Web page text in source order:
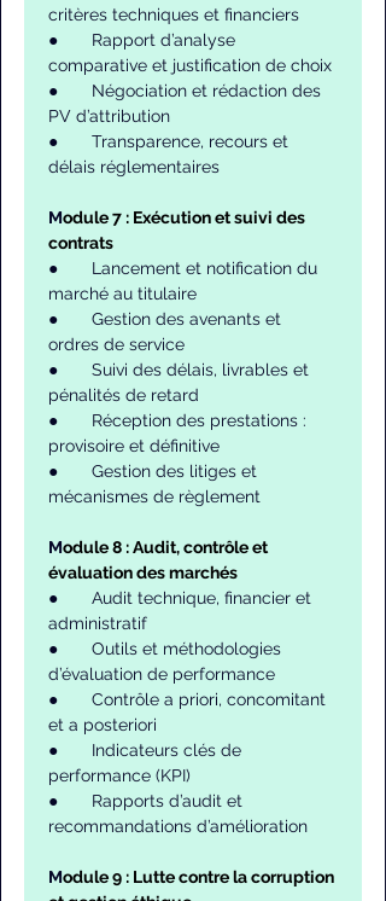
critères techniques et financiers
●       Rapport d’analyse
comparative et justification de choix
●       Négociation et rédaction des
PV d’attribution
●       Transparence, recours et
délais réglementaires
Module 7 : Exécution et suivi des
contrats
●       Lancement et notification du
marché au titulaire
●       Gestion des avenants et
ordres de service
●       Suivi des délais, livrables et
pénalités de retard
●       Réception des prestations :
provisoire et définitive
●       Gestion des litiges et
mécanismes de règlement
Module 8 : Audit, contrôle et
évaluation des marchés
●       Audit technique, financier et
administratif
●       Outils et méthodologies
d’évaluation de performance
●       Contrôle a priori, concomitant
et a posteriori
●       Indicateurs clés de
performance (KPI)
●       Rapports d’audit et
recommandations d’amélioration
Module 9 : Lutte contre la corruption